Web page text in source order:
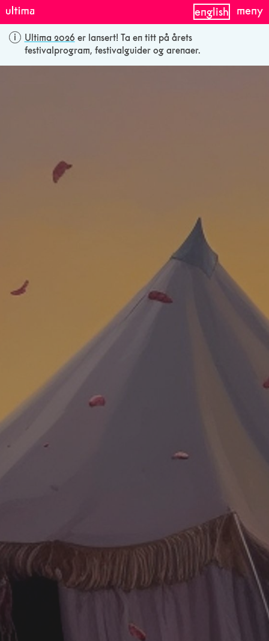
Ultima 2026 er lansert! Ta en titt på årets
festivalprogram, festivalguider og arenaer.
english meny